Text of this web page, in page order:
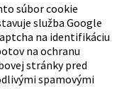
súbor cookie
služba Google
na identifikáciu
na ochranu
stránky pred
spamovými